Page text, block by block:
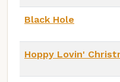
Black Hole
Hoppy Lovin'